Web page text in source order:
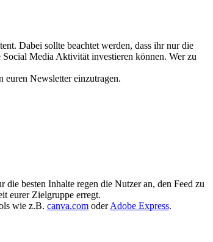
Dabei sollte beachtet werden, dass ihr nur die
Media Aktivität investieren können. Wer zu
euren Newsletter einzutragen.
besten Inhalte regen die Nutzer an, den Feed zu
eurer Zielgruppe erregt.
wie z.B. canva.com oderAdobe Express.